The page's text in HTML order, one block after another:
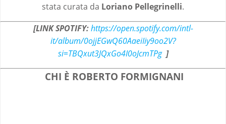
stata curata da Loriano Pellegrinelli.
[LINK SPOTIFY:https://open.spotify.com/intl-
it/album/0ojjEGwQ60AaeiIiy9oo2V?
si=TBQxut3JQxGo4I0oJcmTPg]
CHI È ROBERTO FORMIGNANI